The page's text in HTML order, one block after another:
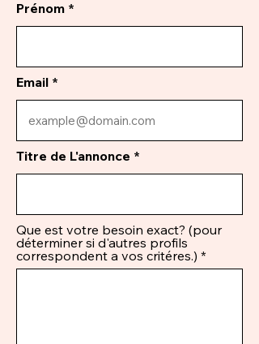
Prénom
Email
Titre de L'annonce
Que est votre besoin exact? (pour
déterminer si d'autres profils
correspondent a vos critéres.)